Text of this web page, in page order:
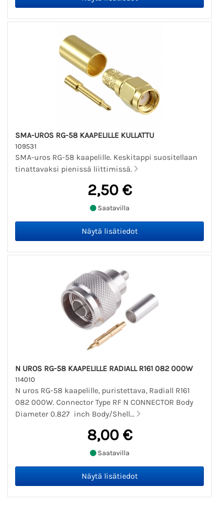
SMA-UROS RG-58 KAAPELILLE KULLATTU
109531
SMA-uros RG-58 kaapelille. Keskitappi suositellaan
tinattavaksi pienissä liittimissä.
2,50 €
Saatavilla
N UROS RG-58 KAAPELILLE RADIALL R161 082 000W
114010
N uros RG-58 kaapelille, puristettava, Radiall R161
082 000W. Connector Type RF N CONNECTOR Body
Diameter 0.827 inch Body/Shell...
8,00 €
Saatavilla